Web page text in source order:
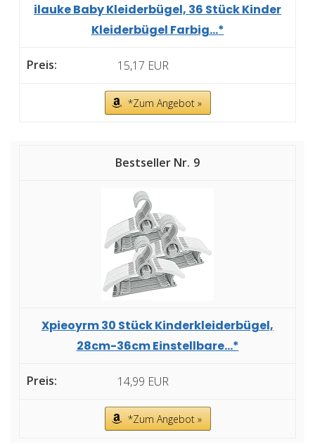
ilauke Baby Kleiderbügel, 36 Stück Kinder
Kleiderbügel Farbig...*
15,17 EUR
*Zum Angebot »
9
Xpieoyrm 30 Stück Kinderkleiderbügel,
28cm-36cm Einstellbare...*
14,99 EUR
*Zum Angebot »